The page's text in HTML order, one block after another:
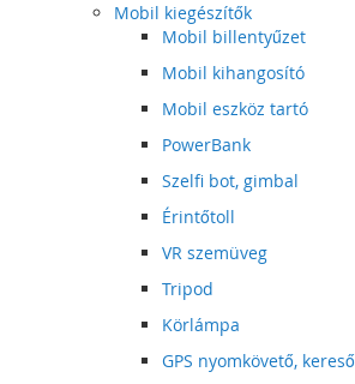
Mobil kiegészítők
Mobil billentyűzet
Mobil kihangosító
Mobil eszköz tartó
PowerBank
Szelfi bot, gimbal
Érintőtoll
VR szemüveg
Tripod
Körlámpa
GPS nyomkövető, kereső